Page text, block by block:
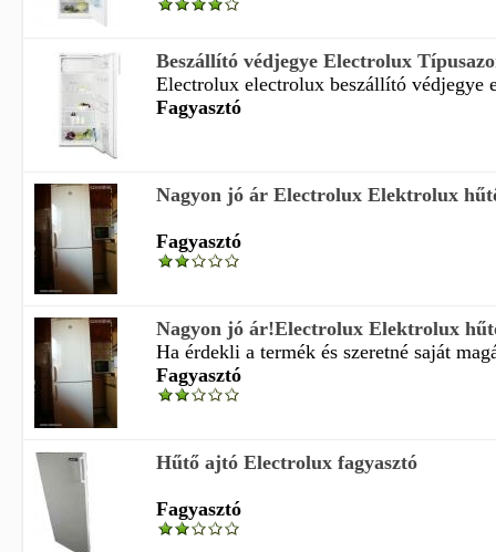
Beszállító védjegye Electrolux
Electrolux electrolux beszállító védjegye
Fagyasztó
Nagyon jó ár Electrolux Elektrolux
Fagyasztó
Nagyon jó ár!Electrolux Elektrolux
Ha érdekli a termék és szeretné saját
Fagyasztó
Hűtő ajtó Electrolux fagyasztó
Fagyasztó